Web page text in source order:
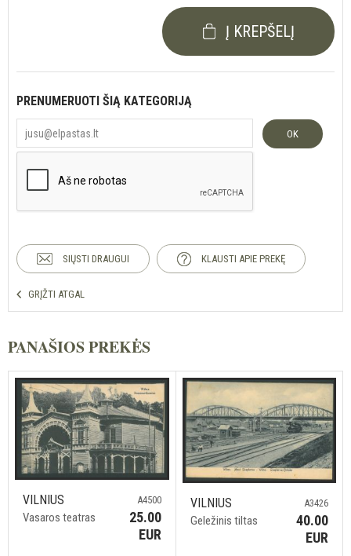
Į KREPŠELĮ
PRENUMERUOTI ŠIĄ KATEGORIJĄ
OK
SIŲSTI DRAUGUI KLAUSTI APIE PREKĘ
GRĮŽTI ATGAL
PANAŠIOS PREKĖS
VILNIUS
Vasaros teatras
A4500
25.00
EUR
VILNIUS
Geležinis tiltas
A3426
40.00
EUR